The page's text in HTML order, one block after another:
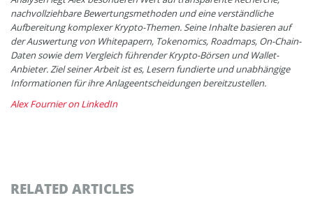
nachvollziehbare Bewertungsmethoden und eine verständliche
Aufbereitung komplexer Krypto-Themen. Seine Inhalte basieren auf
der Auswertung von Whitepapern, Tokenomics, Roadmaps, On-Chain-
Daten sowie dem Vergleich führender Krypto-Börsen und Wallet-
Anbieter. Ziel seiner Arbeit ist es, Lesern fundierte und unabhängige
Informationen für ihre Anlageentscheidungen bereitzustellen.
Alex Fournier on LinkedIn
RELATED ARTICLES